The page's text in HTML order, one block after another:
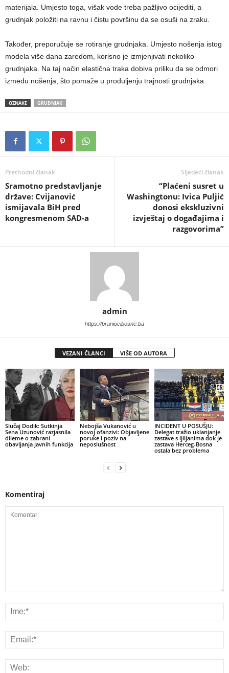
materijala. Umjesto toga, višak vode treba pažljivo ocijediti, a
grudnjak položiti na ravnu i čistu površinu da se osuši na zraku.
Također, preporučuje se rotiranje grudnjaka. Umjesto nošenja istog
modela više dana zaredom, korisno je izmjenjivati nekoliko
grudnjaka. Na taj način elastična traka dobiva priliku da se odmori
između nošenja, što pomaže u produljenju trajnosti grudnjaka.
OZNAKE GRUDNJAK
Prethodni članak
Sramotno predstavljanje
države: Cvijanović
ismijavala BiH pred
kongresmenom SAD-a
Sljedeći članak
“Plaćeni susret u
Washingtonu: Ivica Puljić
donosi ekskluzivni
izvještaj o događajima i
razgovorima”
admin
https://braniocibosne.ba
VEZANI ČLANCI VIŠE OD AUTORA
Slučaj Dodik: Sutkinja
Sena Uzunović razjasnila
dileme o zabrani
obavljanja javnih funkcija
Nebojša Vukanović u
novoj ofanzivi: Objavljene
poruke i poziv na
neposlušnost
INCIDENT U POSUŠJU:
Delegat tražio uklanjanje
zastave s ljiljanima dok je
zastava Herceg-Bosna
ostala bez problema
Komentiraj